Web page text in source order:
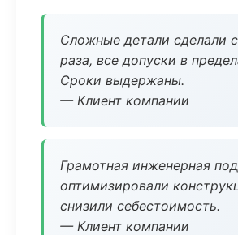
Сложные детали сделали
раза, все допуски в
Сроки выдержаны.
— Клиент компании
Грамотная инженерная
оптимизировали
снизили себестоимость.
— Клиент компании